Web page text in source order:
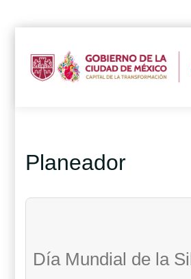
Planeador
Día Mundial de la